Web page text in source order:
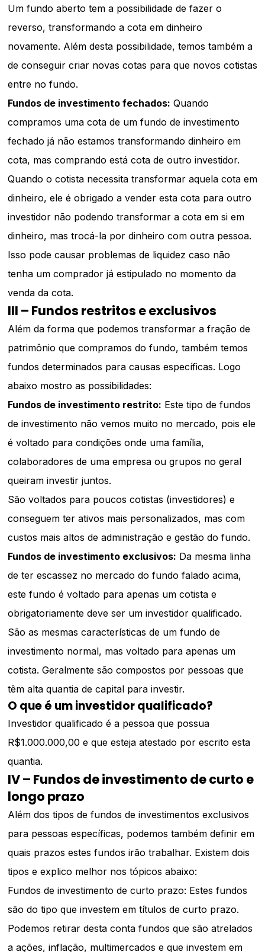
Um fundo aberto tem a possibilidade de fazer o
reverso, transformando a cota em dinheiro
novamente. Além desta possibilidade, temos também a
de conseguir criar novas cotas para que novos cotistas
entre no fundo.
Fundos de investimento fechados: Quando
compramos uma cota de um fundo de investimento
fechado já não estamos transformando dinheiro em
cota, mas comprando está cota de outro investidor.
Quando o cotista necessita transformar aquela cota em
dinheiro, ele é obrigado a vender esta cota para outro
investidor não podendo transformar a cota em si em
dinheiro, mas trocá-la por dinheiro com outra pessoa.
Isso pode causar problemas de liquidez caso não
tenha um comprador já estipulado no momento da
venda da cota.
III – Fundos restritos e exclusivos
Além da forma que podemos transformar a fração de
patrimônio que compramos do fundo, também temos
fundos determinados para causas específicas. Logo
abaixo mostro as possibilidades:
Fundos de investimento restrito: Este tipo de fundos
de investimento não vemos muito no mercado, pois ele
é voltado para condições onde uma família,
colaboradores de uma empresa ou grupos no geral
queiram investir juntos.
São voltados para poucos cotistas (investidores) e
conseguem ter ativos mais personalizados, mas com
custos mais altos de administração e gestão do fundo.
Fundos de investimento exclusivos: Da mesma linha
de ter escassez no mercado do fundo falado acima,
este fundo é voltado para apenas um cotista e
obrigatoriamente deve ser um investidor qualificado.
São as mesmas características de um fundo de
investimento normal, mas voltado para apenas um
cotista. Geralmente são compostos por pessoas que
têm alta quantia de capital para investir.
O que é um investidor qualificado?
Investidor qualificado é a pessoa que possua
R$1.000.000,00 e que esteja atestado por escrito esta
quantia.
IV – Fundos de investimento de curto e
longo prazo
Além dos tipos de fundos de investimentos exclusivos
para pessoas específicas, podemos também definir em
quais prazos estes fundos irão trabalhar. Existem dois
tipos e explico melhor nos tópicos abaixo:
Fundos de investimento de curto prazo: Estes fundos
são do tipo que investem em títulos de curto prazo.
Podemos retirar desta conta fundos que são atrelados
a ações, inflação, multimercados e que investem em